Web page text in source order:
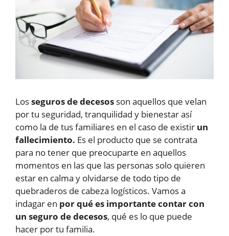
Losseguros de decesos son aquellos que velan
por tu seguridad, tranquilidad y bienestar así
como la de tus familiares en el caso de existir un
fallecimiento. Es el producto que se contrata
para no tener que preocuparte en aquellos
momentos en las que las personas solo quieren
estar en calma y olvidarse de todo tipo de
quebraderos de cabeza logísticos. Vamos a
indagar en por qué es importante contar con
un seguro de decesos, qué es lo que puede
hacer por tu familia.